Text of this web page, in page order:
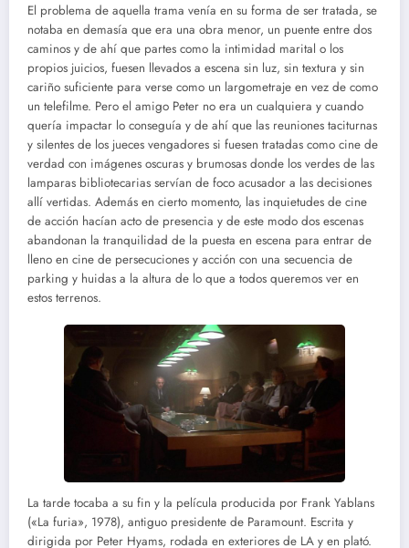
El problema de aquella trama venía en su forma de ser tratada, se
notaba en demasía que era una obra menor, un puente entre dos
caminos y de ahí que partes como la intimidad marital o los
propios juicios, fuesen llevados a escena sin luz, sin textura y sin
cariño suficiente para verse como un largometraje en vez de como
un telefilme. Pero el amigo Peter no era un cualquiera y cuando
quería impactar lo conseguía y de ahí que las reuniones taciturnas
y silentes de los jueces vengadores si fuesen tratadas como cine de
verdad con imágenes oscuras y brumosas donde los verdes de las
lamparas bibliotecarias servían de foco acusador a las decisiones
allí vertidas. Además en cierto momento, las inquietudes de cine
de acción hacían acto de presencia y de este modo dos escenas
abandonan la tranquilidad de la puesta en escena para entrar de
lleno en cine de persecuciones y acción con una secuencia de
parking y huidas a la altura de lo que a todos queremos ver en
estos terrenos.
La tarde tocaba a su fin y la película producida por Frank Yablans
(«La furia», 1978), antiguo presidente de Paramount. Escrita y
dirigida por Peter Hyams, rodada en exteriores de LA y en plató.